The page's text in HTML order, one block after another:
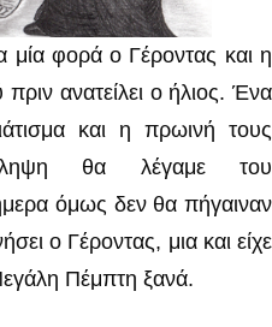
μία φορά ο Γέροντας και η
ανατείλει ο ήλιος. Ένα
και η πρωινή τους
θα λέγαμε του
όμως δεν θα πήγαιναν
ο Γέροντας, μια και είχε
Πέμπτη ξανά.